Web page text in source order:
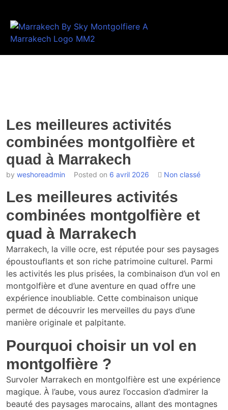
Les meilleures activités
combinées montgolfière et
quad à Marrakech
by weshoreadmin Posted on 6 avril 2026 Non classé
Les meilleures activités
combinées montgolfière et
quad à Marrakech
Marrakech, la ville ocre, est réputée pour ses paysages
époustouflants et son riche patrimoine culturel. Parmi
les activités les plus prisées, la combinaison d’un vol en
montgolfière et d’une aventure en quad offre une
expérience inoubliable. Cette combinaison unique
permet de découvrir les merveilles du pays d’une
manière originale et palpitante.
Pourquoi choisir un vol en
montgolfière ?
Survoler Marrakech en montgolfière est une expérience
magique. À l’aube, vous aurez l’occasion d’admirer la
beauté des paysages marocains, allant des montagnes